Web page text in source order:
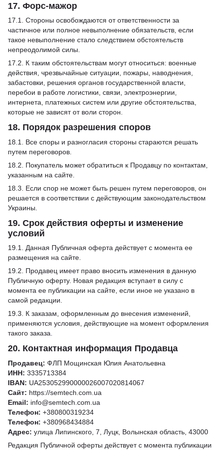
17. Форс-мажор
17.1. Стороны освобождаются от ответственности за
частичное или полное невыполнение обязательств, если
такое невыполнение стало следствием обстоятельств
непреодолимой силы.
17.2. К таким обстоятельствам могут относиться: военные
действия, чрезвычайные ситуации, пожары, наводнения,
забастовки, решения органов государственной власти,
перебои в работе логистики, связи, электроэнергии,
интернета, платежных систем или другие обстоятельства,
которые не зависят от воли сторон.
18. Порядок разрешения споров
18.1. Все споры и разногласия стороны стараются решать
путем переговоров.
18.2. Покупатель может обратиться к Продавцу по контактам,
указанным на сайте.
18.3. Если спор не может быть решен путем переговоров, он
решается в соответствии с действующим законодательством
Украины.
19. Срок действия оферты и изменение
условий
19.1. Данная Публичная оферта действует с момента ее
размещения на сайте.
19.2. Продавец имеет право вносить изменения в данную
Публичную оферту. Новая редакция вступает в силу с
момента ее публикации на сайте, если иное не указано в
самой редакции.
19.3. К заказам, оформленным до внесения изменений,
применяются условия, действующие на момент оформления
такого заказа.
20. Контактная информация Продавца
Продавец: ФЛП Мощинская Юлия Анатольевна
ИНН: 3335713384
IBAN: UA253052990000026007020814067
Сайт: https://semtech.com.ua
Email: info@semtech.com.ua
Телефон: +380800319234
Телефон: +380968434884
Адрес: улица Липинского, 7, Луцк, Волынская область, 43000
Редакция Публичной оферты действует с момента публикации